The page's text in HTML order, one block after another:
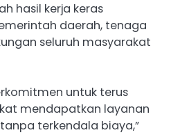
hasil kerja keras
daerah, tenaga
seluruh masyarakat
untuk terus
mendapatkan layanan
terkendala biaya,”